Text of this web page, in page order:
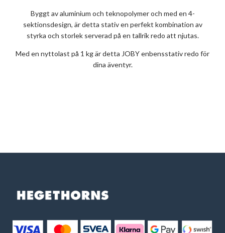
Byggt av aluminium och teknopolymer och med en 4-
sektionsdesign, är detta stativ en perfekt kombination av
styrka och storlek serverad på en tallrik redo att njutas.
Med en nyttolast på 1 kg är detta JOBY enbensstativ redo för
dina äventyr.